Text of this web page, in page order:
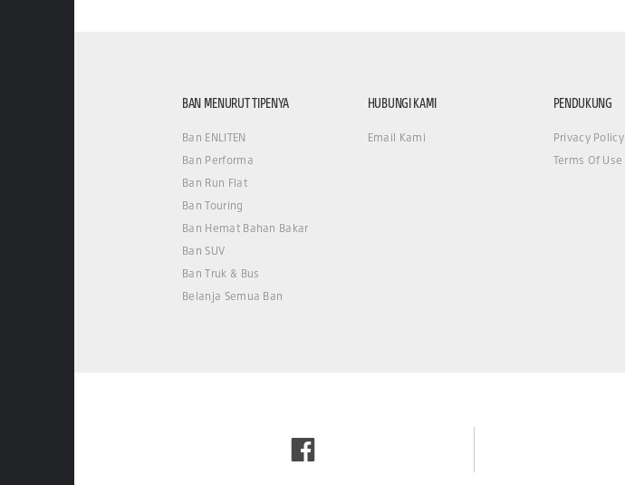
BAN MENURUT TIPENYA
Ban ENLITEN
Ban Performa
Ban Run Flat
Ban Touring
Ban Hemat Bahan Bakar
Ban SUV
Ban Truk & Bus
Belanja Semua Ban
HUBUNGI KAMI
Email Kami
PENDUKUNG
Privacy Policy
Terms Of Use